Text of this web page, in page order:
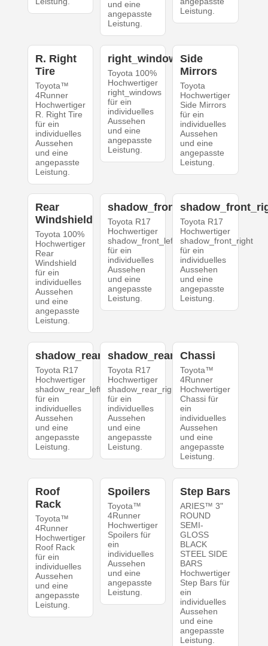
und eine
angepasste
Leistung.
Leistung.
R. Right
Tire
Toyota™
4Runner
Hochwertiger
R. Right Tire
für ein
individuelles
Aussehen
und eine
angepasste
Leistung.
right_windows
Toyota 100%
Hochwertiger
right_windows
für ein
individuelles
Aussehen
und eine
angepasste
Leistung.
Side
Mirrors
Toyota
Hochwertiger
Side Mirrors
für ein
individuelles
Aussehen
und eine
angepasste
Leistung.
Rear
Windshield
Toyota 100%
Hochwertiger
Rear
Windshield
für ein
individuelles
Aussehen
und eine
angepasste
Leistung.
shadow_front_left
Toyota R17
Hochwertiger
shadow_front_left
für ein
individuelles
Aussehen
und eine
angepasste
Leistung.
Toyota R17
Hochwertiger
shadow_front_right
für ein
individuelles
Aussehen
und eine
angepasste
Leistung.
shadow_rear_left
Toyota R17
Hochwertiger
shadow_rear_left
für ein
individuelles
Aussehen
und eine
angepasste
Leistung.
shadow_rear_right
Toyota R17
Hochwertiger
shadow_rear_right
für ein
individuelles
Aussehen
und eine
angepasste
Leistung.
Chassi
Toyota™
4Runner
Hochwertiger
Chassi für
ein
individuelles
Aussehen
und eine
angepasste
Leistung.
Roof
Rack
Toyota™
4Runner
Hochwertiger
Roof Rack
für ein
individuelles
Aussehen
und eine
angepasste
Leistung.
Spoilers
Toyota™
4Runner
Hochwertiger
Spoilers für
ein
individuelles
Aussehen
und eine
angepasste
Leistung.
Step Bars
ARIES™ 3"
ROUND
SEMI-
GLOSS
BLACK
STEEL SIDE
BARS
Hochwertiger
Step Bars für
ein
individuelles
Aussehen
und eine
angepasste
Leistung.